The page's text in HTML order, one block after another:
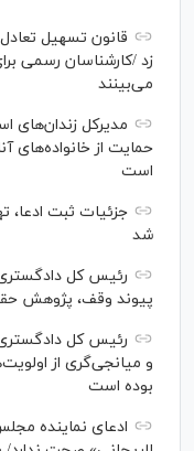
قانون تسهیل
زد /کارشناسان رسمی
می‌بینند
مدیرکل زندان‌های
حمایت از خانواده‌های
است
شد
رئیس کل
پیوند وقف، پژوهش
رئیس کل
و میانجی‌گری از
بوده است
ادعای نماینده